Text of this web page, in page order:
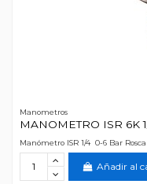
Manometros
MANOMETRO ISR 6K
Manómetro ISR 1/4 0-6 Bar Rosca
Añadir al